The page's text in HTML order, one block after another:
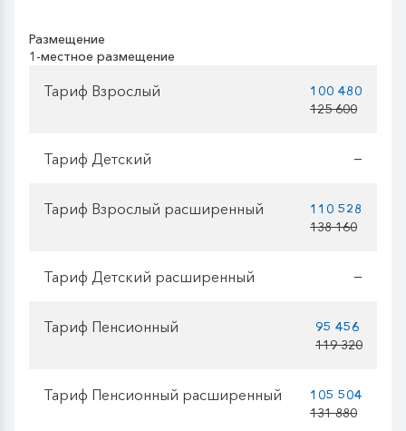
Размещение
1-местное размещение
Тариф Взрослый
100 480
125 600
Тариф Детский —
Тариф Взрослый расширенный
110 528
138 160
Тариф Детский расширенный —
Тариф Пенсионный
95 456
119 320
Тариф Пенсионный расширенный
105 504
131 880